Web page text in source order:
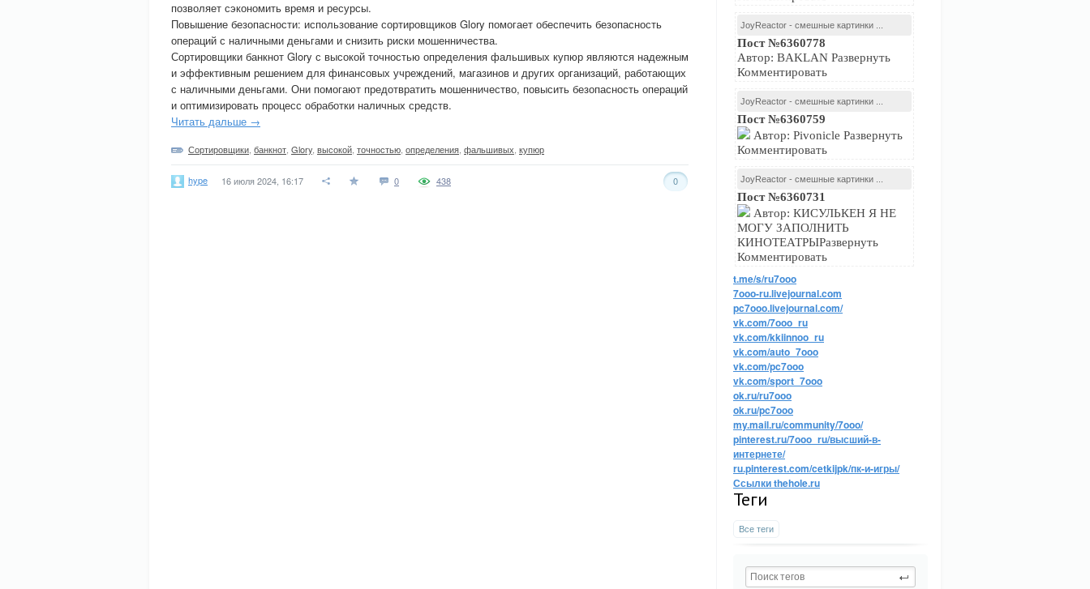
JoyReactor - смешные картинки ...
Пост №6360778
Автор: BAKLAN Развернуть
Комментировать
JoyReactor - смешные картинки ...
Пост №6360759
Автор: Pivonicle Развернуть
Комментировать
JoyReactor - смешные картинки ...
Пост №6360731
Автор: КИСУЛЬКЕН Я НЕ
МОГУ ЗАПОЛНИТЬ
КИНОТЕАТРЫРазвернуть
Комментировать
t.me/s/ru7ooo
7ooo-ru.livejournal.com
pc7ooo.livejournal.com/
vk.com/7ooo_ru
vk.com/kkiinnoo_ru
vk.com/auto_7ooo
vk.com/pc7ooo
vk.com/sport_7ooo
ok.ru/ru7ooo
ok.ru/pc7ooo
my.mail.ru/community/7ooo/
pinterest.ru/7ooo_ru/высший-в-
интернете/
ru.pinterest.com/cetkijpk/пк-и-игры/
Ссылки thehole.ru
Теги
Все теги
позволяет сэкономить время и ресурсы.
Повышение безопасности: использование сортировщиков Glory помогает обеспечить безопасность
операций с наличными деньгами и снизить риски мошенничества.
Сортировщики банкнот Glory с высокой точностью определения фальшивых купюр являются надежным
и эффективным решением для финансовых учреждений, магазинов и других организаций, работающих
с наличными деньгами. Они помогают предотвратить мошенничество, повысить безопасность операций
и оптимизировать процесс обработки наличных средств.
Читать дальше →
Сортировщики банкнот Glory высокой точностью определения фальшивых купюр
hype 16 июля 2024, 16:17 0 0
438